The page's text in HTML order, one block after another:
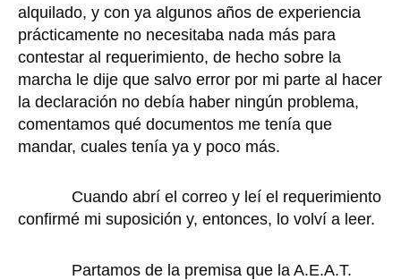
alquilado, y con ya algunos años de experiencia
prácticamente no necesitaba nada más para
contestar al requerimiento, de hecho sobre la
marcha le dije que salvo error por mi parte al hacer
la declaración no debía haber ningún problema,
comentamos qué documentos me tenía que
mandar, cuales tenía ya y poco más.
Cuando abrí el correo y leí el requerimiento
confirmé mi suposición y, entonces, lo volví a leer.
Partamos de la premisa que la A.E.A.T.